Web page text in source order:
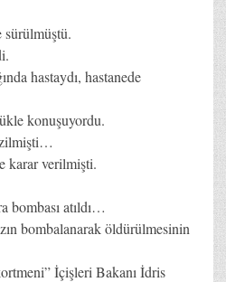
sürülmüştü.
hastaydı, hastanede
konuşuyordu.
karar verilmişti.
bombası atıldı…
bombalanarak öldürülmesinin
İçişleri Bakanı İdris